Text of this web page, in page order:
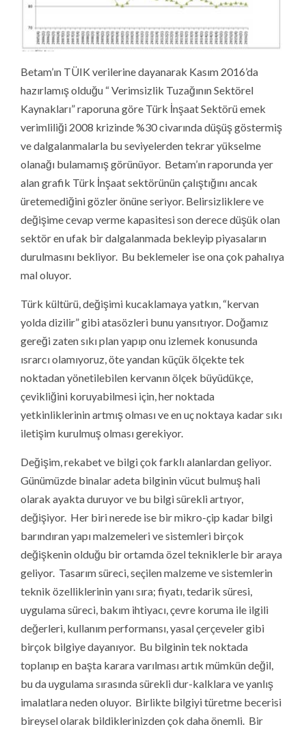
Betam’ın TÜIK verilerine dayanarak Kasım 2016’da
hazırlamış olduğu “ Verimsizlik Tuzağının Sektörel
Kaynakları” raporuna göre Türk İnşaat Sektörü emek
verimliliği 2008 krizinde %30 civarında düşüş göstermiş
ve dalgalanmalarla bu seviyelerden tekrar yükselme
olanağı bulamamış görünüyor. Betam’ın raporunda yer
alan grafik Türk İnşaat sektörünün çalıştığını ancak
üretemediğini gözler önüne seriyor. Belirsizliklere ve
değişime cevap verme kapasitesi son derece düşük olan
sektör en ufak bir dalgalanmada bekleyip piyasaların
durulmasını bekliyor. Bu beklemeler ise ona çok pahalıya
mal oluyor.
Türk kültürü, değişimi kucaklamaya yatkın, “kervan
yolda dizilir” gibi atasözleri bunu yansıtıyor. Doğamız
gereği zaten sıkı plan yapıp onu izlemek konusunda
ısrarcı olamıyoruz, öte yandan küçük ölçekte tek
noktadan yönetilebilen kervanın ölçek büyüdükçe,
çevikliğini koruyabilmesi için, her noktada
yetkinliklerinin artmış olması ve en uç noktaya kadar sıkı
iletişim kurulmuş olması gerekiyor.
Değişim, rekabet ve bilgi çok farklı alanlardan geliyor.
Günümüzde binalar adeta bilginin vücut bulmuş hali
olarak ayakta duruyor ve bu bilgi sürekli artıyor,
değişiyor. Her biri nerede ise bir mikro-çip kadar bilgi
barındıran yapı malzemeleri ve sistemleri birçok
değişkenin olduğu bir ortamda özel tekniklerle bir araya
geliyor. Tasarım süreci, seçilen malzeme ve sistemlerin
teknik özelliklerinin yanı sıra; fiyatı, tedarik süresi,
uygulama süreci, bakım ihtiyacı, çevre koruma ile ilgili
değerleri, kullanım performansı, yasal çerçeveler gibi
birçok bilgiye dayanıyor. Bu bilginin tek noktada
toplanıp en başta karara varılması artık mümkün değil,
bu da uygulama sırasında sürekli dur-kalklara ve yanlış
imalatlara neden oluyor. Birlikte bilgiyi türetme becerisi
bireysel olarak bildiklerinizden çok daha önemli. Bir